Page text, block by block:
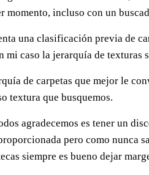
momento, incluso con un
una clasificación previa de
mi caso la jerarquía de texturas
de carpetas que mejor le
textura que busquemos.
agradecemos es tener un
pero como nunca
siempre es bueno dejar